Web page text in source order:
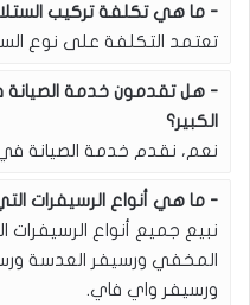
ما هي تكلفة تركيب
تعتمد التكلفة على نوع
هل تقدمون خدمة
الكبير؟
نعم، نقدم خدمة الصيانة
ما هي أنواع الرسيفرات
نبيع جميع أنواع الرسيفرات
المخفي ورسيفر العدسة
ورسيفر واي فاي.